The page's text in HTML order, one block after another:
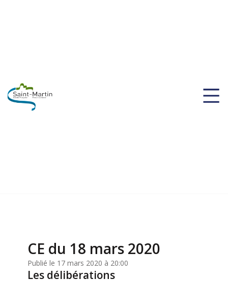
CE du 18 mars 2020
Publié le 17 mars 2020 à 20:00
Les délibérations